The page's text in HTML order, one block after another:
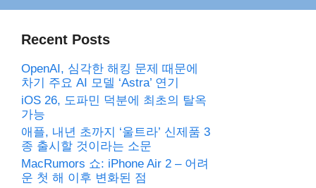
Recent Posts
OpenAI, 심각한 해킹 문제 때문에
차기 주요 AI 모델 ‘Astra’ 연기
iOS 26, 도파민 덕분에 최초의 탈옥
가능
애플, 내년 초까지 ‘울트라’ 신제품 3
종 출시할 것이라는 소문
MacRumors 쇼: iPhone Air 2 – 어려
운 첫 해 이후 변화된 점